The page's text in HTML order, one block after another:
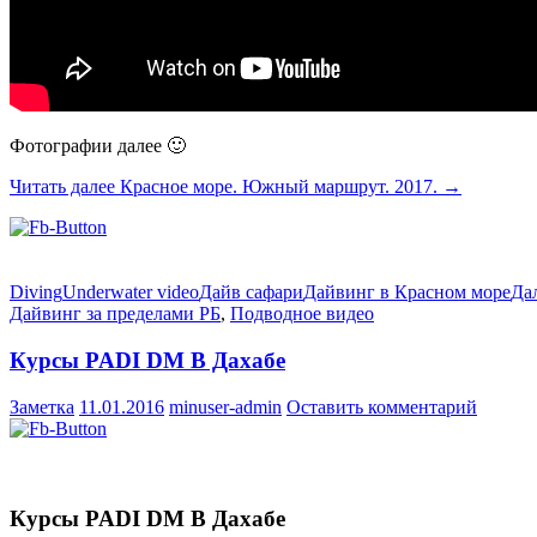
Фотографии далее 🙂
Читать далее Красное море. Южный маршрут. 2017. →
DivingUnderwater videoДайв сафариДайвинг в Красном море
Дайвинг за пределами РБ, Подводное видео
Курсы PADI DM В Дахабе
Заметка 11.01.2016 minuser-admin Оставить комментарий
Курсы PADI DM В Дахабе